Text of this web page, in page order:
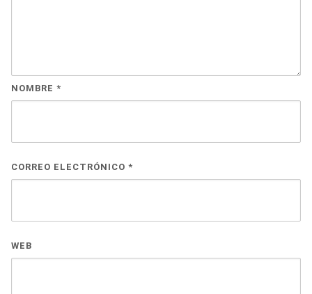
NOMBRE *
CORREO ELECTRÓNICO *
WEB